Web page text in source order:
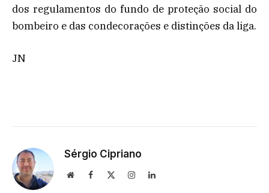
dos regulamentos do fundo de proteção social do
bombeiro e das condecorações e distinções da liga.
JN
Sérgio Cipriano
WebsiteFacebook InstagramLinkedIn